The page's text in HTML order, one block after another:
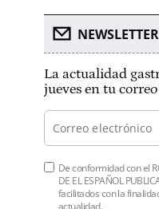
La actualidad
jueves en tu correo
De conformidad con el
DE EL ESPAÑOL
facilitados con la
actualidad.